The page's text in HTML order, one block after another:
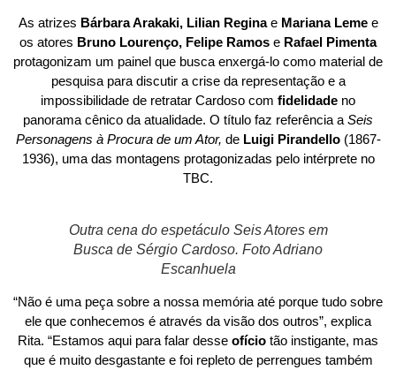
As atrizes Bárbara Arakaki, Lilian Reginae Mariana Leme e
os atores Bruno Lourenço, Felipe Ramos e Rafael Pimenta
protagonizam um painel que busca enxergá-lo como material de
pesquisa para discutir a crise da representação e a
impossibilidade de retratar Cardoso com fidelidade no
panorama cênico da atualidade. O título faz referência a Seis
Personagens à Procura de um Ator, de Luigi Pirandello(1867-
1936), uma das montagens protagonizadas pelo intérprete no
TBC.
Outra cena do espetáculo Seis Atores em
Busca de Sérgio Cardoso. Foto Adriano
Escanhuela
“Não é uma peça sobre a nossa memória até porque tudo sobre
ele que conhecemos é através da visão dos outros”, explica
Rita. “Estamos aqui para falar desse ofício tão instigante, mas
que é muito desgastante e foi repleto de perrengues também